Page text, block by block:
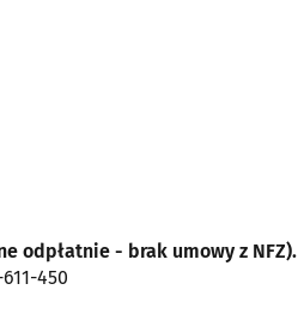
odpłatnie - brak umowy z NFZ).
450